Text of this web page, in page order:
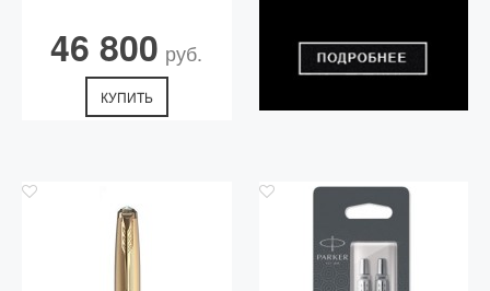
46 800 руб.
КУПИТЬ